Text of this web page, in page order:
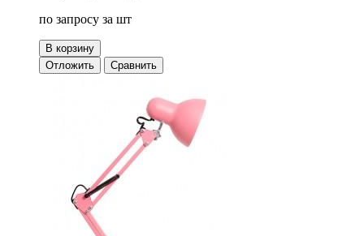
по запросу за шт
В корзину
Отложить
Сравнить